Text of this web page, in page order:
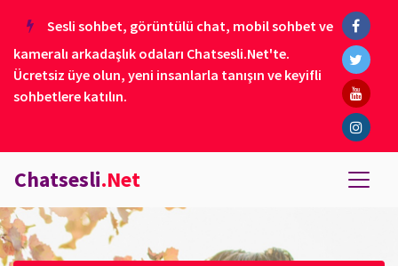
Sesli sohbet, görüntülü chat, mobil sohbet ve
kameralı arkadaşlık odaları Chatsesli.Net'te.
Ücretsiz üye olun, yeni insanlarla tanışın ve keyifli
sohbetlere katılın.
Chatsesli.Net